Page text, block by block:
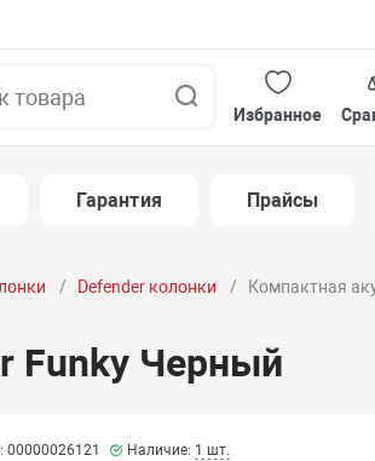
Избранное
Гарантия Прайсы
Defender колонки
Компактная
Funky Черный
00000026121 Наличие: 1 шт.